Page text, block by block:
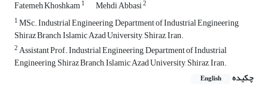
Fatemeh Khoshkam1 Mehdi Abbasi2
1MSc. Industrial Engineering, Department of Industrial Engineering,
Shiraz Branch, Islamic Azad University, Shiraz, Iran.
2Assistant Prof. Industrial Engineering, Department of Industrial
Engineering, Shiraz Branch, Islamic Azad University, Shiraz, Iran.
چکیده
English